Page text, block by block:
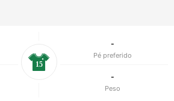
-
Pé preferido
-
Peso
15